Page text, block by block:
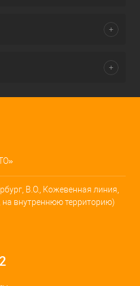
В.О., Кожевенная линия,
на внутреннюю территорию)